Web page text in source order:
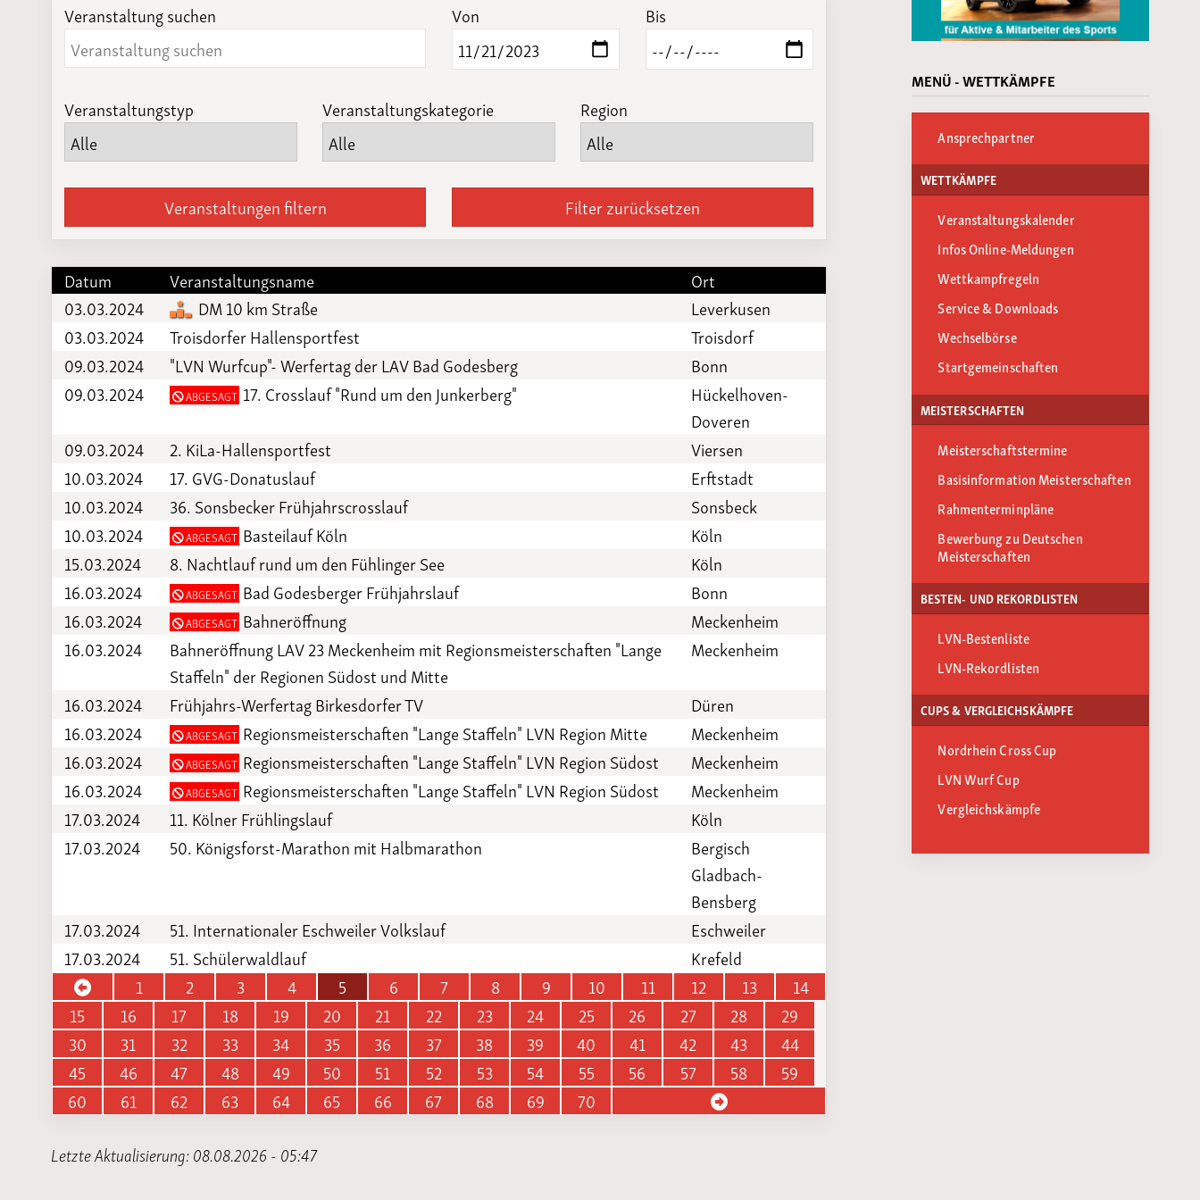
LSB-
Schutzkonzeptgenerator
Laufveranstaltertagungen
2023
Veranstaltung suchen Von Bis
Veranstaltungstyp Veranstaltungskategorie Region
Veranstaltungen filtern Filter zurücksetzen
Datum Veranstaltungsname
Ort
03.03.2024
DM 10 km Straße
Leverkusen
03.03.2024
Troisdorfer Hallensportfest
Troisdorf
09.03.2024
"LVN Wurfcup"- Werfertag der LAV Bad Godesberg
Bonn
09.03.2024
ABGESAGT 17. Crosslauf "Rund um den Junkerberg"
Hückelhoven-
Doveren
09.03.2024
2. KiLa-Hallensportfest
Viersen
10.03.2024
17. GVG-Donatuslauf
Erftstadt
10.03.2024
36. Sonsbecker Frühjahrscrosslauf
Sonsbeck
10.03.2024
ABGESAGT Basteilauf Köln
Köln
15.03.2024
8. Nachtlauf rund um den Fühlinger See
Köln
16.03.2024
ABGESAGT Bad Godesberger Frühjahrslauf
Bonn
16.03.2024
ABGESAGT Bahneröffnung
Meckenheim
16.03.2024
Bahneröffnung LAV 23 Meckenheim mit Regionsmeisterschaften "Lange
Staffeln" der Regionen Südost und Mitte
Meckenheim
16.03.2024
Frühjahrs-Werfertag Birkesdorfer TV
Düren
16.03.2024
ABGESAGT Regionsmeisterschaften "Lange Staffeln" LVN Region Mitte
Meckenheim
16.03.2024
ABGESAGT Regionsmeisterschaften "Lange Staffeln" LVN Region Südost
Meckenheim
16.03.2024
ABGESAGT Regionsmeisterschaften "Lange Staffeln" LVN Region Südost
Meckenheim
17.03.2024
11. Kölner Frühlingslauf
Köln
17.03.2024
50. Königsforst-Marathon mit Halbmarathon
Bergisch
Gladbach-
Bensberg
17.03.2024
51. Internationaler Eschweiler Volkslauf
Eschweiler
17.03.2024
51. Schülerwaldlauf
Krefeld
1
2 3 4 5 6 7 8 9 10 11 12 13
14
15
16 17 18 19 20 21 22 23 24 25 26 27 28
29
30
31 32 33 34 35 36 37 38 39 40 41 42 43
44
45
46 47 48 49 50 51 52 53 54 55 56 57 58
59
60
61 62 63 64 65 66 67 68 69
70
Letzte Aktualisierung: 08.08.2026 - 05:47
MENÜ - WETTKÄMPFE
Ansprechpartner
WETTKÄMPFE
Veranstaltungskalender
Infos Online-Meldungen
Wettkampfregeln
Service & Downloads
Wechselbörse
Startgemeinschaften
MEISTERSCHAFTEN
Meisterschaftstermine
Basisinformation Meisterschaften
Rahmenterminpläne
Bewerbung zu Deutschen
Meisterschaften
BESTEN- UND REKORDLISTEN
LVN-Bestenliste
LVN-Rekordlisten
CUPS & VERGLEICHSKÄMPFE
Nordrhein Cross Cup
LVN Wurf Cup
Vergleichskämpfe